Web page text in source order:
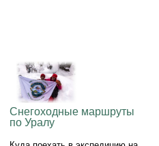
Снегоходные маршруты
по Уралу